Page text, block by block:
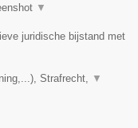
▼
juridische bijstand met
Strafrecht, ▼